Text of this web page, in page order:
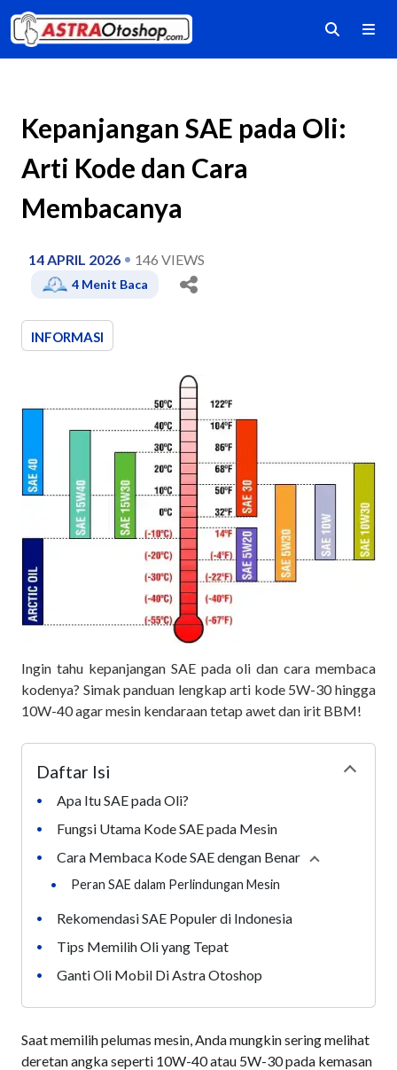
Kepanjangan SAE pada Oli:
Arti Kode dan Cara
Membacanya
14 APRIL 2026 146 VIEWS
4 Menit Baca
INFORMASI
Ingin tahu kepanjangan SAE pada oli dan cara membaca
kodenya? Simak panduan lengkap arti kode 5W-30 hingga
10W-40 agar mesin kendaraan tetap awet dan irit BBM!
Daftar Isi
•
Apa Itu SAE pada Oli?
• Fungsi Utama Kode SAE pada Mesin
• Cara Membaca Kode SAE dengan Benar Collapse
•
Peran SAE dalam Perlindungan Mesin
• Rekomendasi SAE Populer di Indonesia
• Tips Memilih Oli yang Tepat
• Ganti Oli Mobil Di Astra Otoshop
Saat memilih pelumas mesin, Anda mungkin sering melihat
deretan angka seperti 10W-40 atau 5W-30 pada kemasan